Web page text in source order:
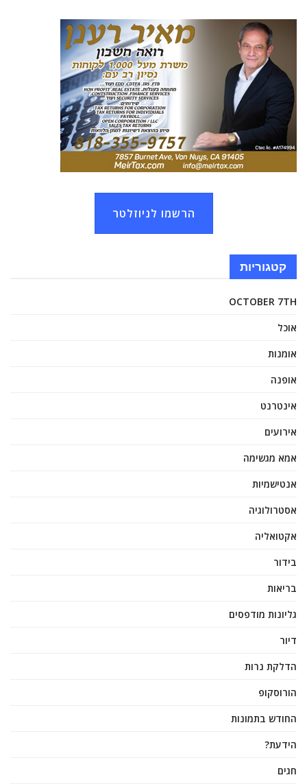
הרשמו לניוזלטר
קטגוריות
OCTOBER 7TH
אוכל
אומנות
אופנה
אינטרנט
אירועים
אמא מגשימה
אנטישמיות
אסטרולוגיה
אקטואליה
בידור
בריאות
גליונות מודפסים
דיור
הדלקת נרות
הורוסקופ
החודש בתמונות
הידעת?
חגים